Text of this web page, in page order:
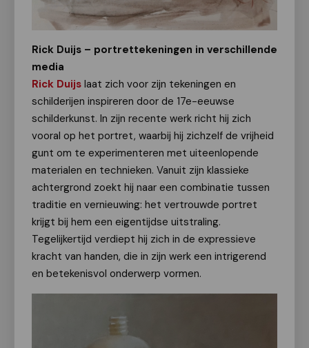
Rick Duijs – portrettekeningen in verschillende
media
Rick Duijs laat zich voor zijn tekeningen en
schilderijen inspireren door de 17e-eeuwse
schilderkunst. In zijn recente werk richt hij zich
vooral op het portret, waarbij hij zichzelf de vrijheid
gunt om te experimenteren met uiteenlopende
materialen en technieken. Vanuit zijn klassieke
achtergrond zoekt hij naar een combinatie tussen
traditie en vernieuwing: het vertrouwde portret
krijgt bij hem een eigentijdse uitstraling.
Tegelijkertijd verdiept hij zich in de expressieve
kracht van handen, die in zijn werk een intrigerend
en betekenisvol onderwerp vormen.